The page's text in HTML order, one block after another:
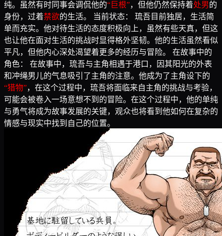
纯。虽然有时同事会调侃他的“巨根”，但他仍然保持着处男的
身份，过着禁欲的生活。 当前状态： 琉吾目前独居，生活简
单而充实。他对待生活的态度积极向上，虽然有些天真，但这
也让他在面对生活的挑战时显得格外坚韧。他的生活虽然看似
平凡，但他内心深处渴望着更多的经历与冒险。 在故事中的
角色： 在故事中，琉吾与主角相遇于港口，因其阳光的外表
和冲绳男儿的气息吸引了主角的注意。他成为了主角设下的
“猎物”，在这个过程中，琉吾将面临来自主角的挑战与考验，
可能会被卷入一场意想不到的冒险。在这个过程中，他的单纯
与勇气将成为故事发展的关键，观众也将看到他如何在复杂的
情感与现实中找到自己的位置。